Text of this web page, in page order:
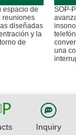
espacio de
reuniones
diseñadas
y la
de
SOP-
una
Inquiry